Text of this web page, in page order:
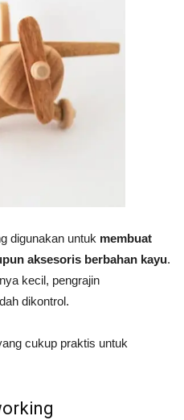
digunakan untuk membuat
aksesoris berbahan kayu.
kecil, pengrajin
dikontrol.
cukup praktis untuk